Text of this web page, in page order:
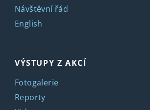
Návštěvní řád
English
VÝSTUPY Z AKCÍ
Fotogalerie
Reporty